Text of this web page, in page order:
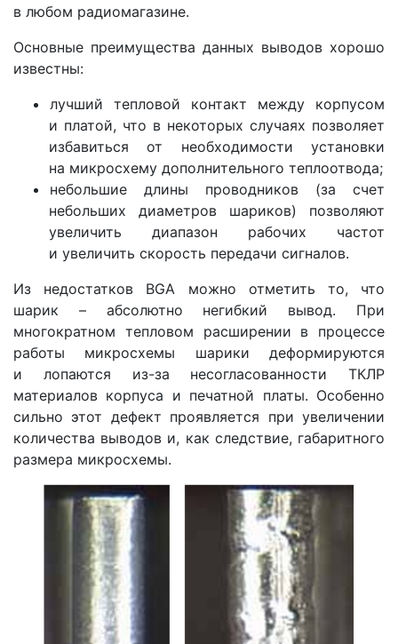
в любом радиомагазине.
Основные преимущества данных выводов хорошо
известны:
лучший тепловой контакт между корпусом
и платой, что в некоторых случаях позволяет
избавиться от необходимости установки
на микросхему дополнительного теплоотвода;
небольшие длины проводников (за счет
небольших диаметров шариков) позволяют
увеличить диапазон рабочих частот
и увеличить скорость передачи сигналов.
Из недостатков BGA можно отметить то, что
шарик – абсолютно негибкий вывод. При
многократном тепловом расширении в процессе
работы микросхемы шарики деформируются
и лопаются из-за несогласованности ТКЛР
материалов корпуса и печатной платы. Особенно
сильно этот дефект проявляется при увеличении
количества выводов и, как следствие, габаритного
размера микросхемы.